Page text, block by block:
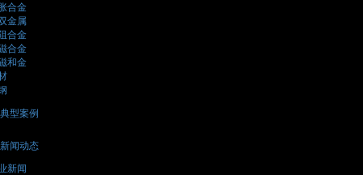
合金
金属
合金
合金
和金
典型案例
新闻动态
新闻